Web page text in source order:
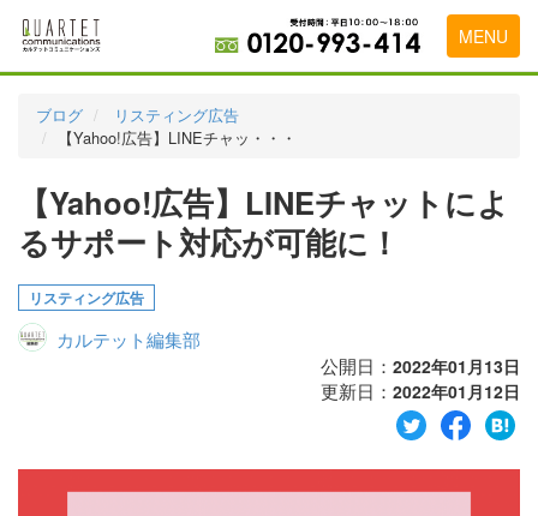
MENU
料金表
実績・お客様の声
初めて導入をお考えの方
代理店の乗り換えをお考えの方
広告代理店・HP制作会社様へ
お問い合わせ
ブログ
リスティング広告
【Yahoo!広告】LINEチャッ・・・
【Yahoo!広告】LINEチャットによ
るサポート対応が可能に！
リスティング広告
カルテット編集部
公開日： 2022年01月13日
更新日： 2022年01月12日